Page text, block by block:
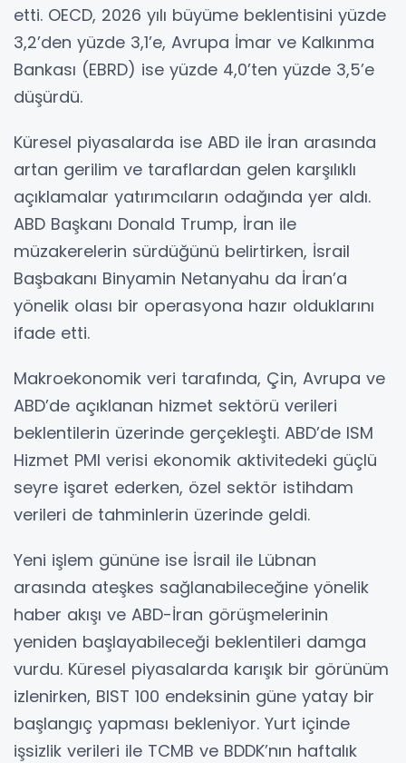
etti. OECD, 2026 yılı büyüme beklentisini yüzde
3,2’den yüzde 3,1’e, Avrupa İmar ve Kalkınma
Bankası (EBRD) ise yüzde 4,0’ten yüzde 3,5’e
düşürdü.
Küresel piyasalarda ise ABD ile İran arasında
artan gerilim ve taraflardan gelen karşılıklı
açıklamalar yatırımcıların odağında yer aldı.
ABD Başkanı Donald Trump, İran ile
müzakerelerin sürdüğünü belirtirken, İsrail
Başbakanı Binyamin Netanyahu da İran’a
yönelik olası bir operasyona hazır olduklarını
ifade etti.
Makroekonomik veri tarafında, Çin, Avrupa ve
ABD’de açıklanan hizmet sektörü verileri
beklentilerin üzerinde gerçekleşti. ABD’de ISM
Hizmet PMI verisi ekonomik aktivitedeki güçlü
seyre işaret ederken, özel sektör istihdam
verileri de tahminlerin üzerinde geldi.
Yeni işlem gününe ise İsrail ile Lübnan
arasında ateşkes sağlanabileceğine yönelik
haber akışı ve ABD-İran görüşmelerinin
yeniden başlayabileceği beklentileri damga
vurdu. Küresel piyasalarda karışık bir görünüm
izlenirken, BIST 100 endeksinin güne yatay bir
başlangıç yapması bekleniyor. Yurt içinde
işsizlik verileri ile TCMB ve BDDK’nın haftalık